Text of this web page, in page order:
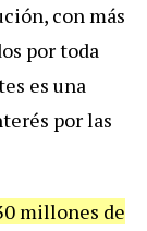
con más
por toda
es una
por las
millones de